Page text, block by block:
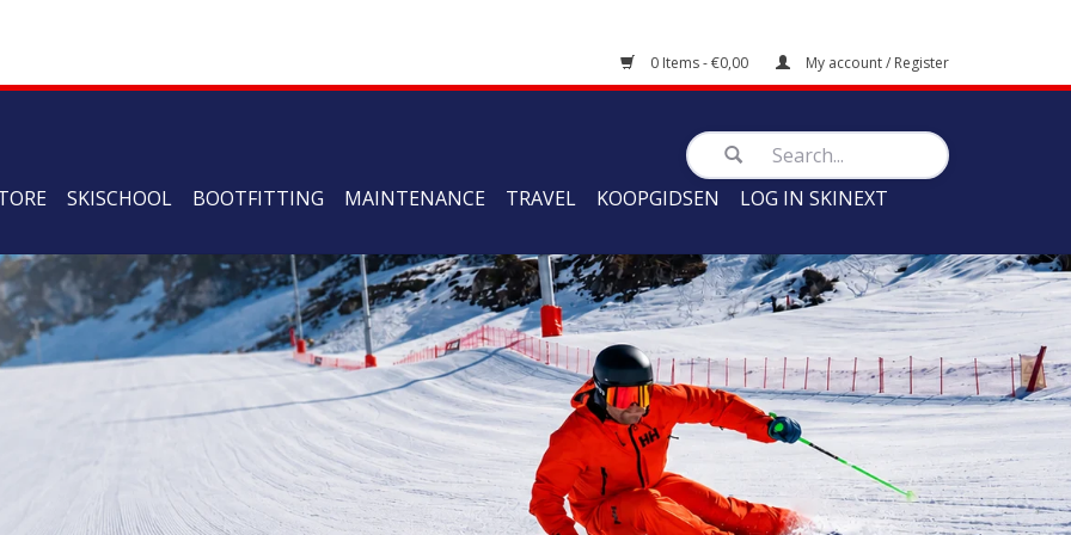
0 Items - €0,00 My account / Register
SKISCHOOL BOOTFITTING MAINTENANCE TRAVEL KOOPGIDSEN LOG IN SKINEXT